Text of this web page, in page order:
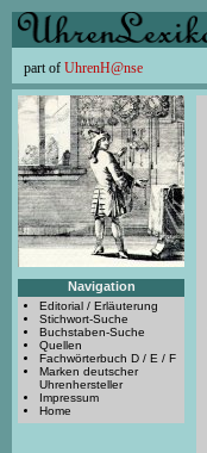
part of UhrenH@nse
Navigation
Editorial / Erläuterung
Stichwort-Suche
Buchstaben-Suche
Quellen
Fachwörterbuch D / E / F
Marken deutscher
Uhrenhersteller
Impressum
Home